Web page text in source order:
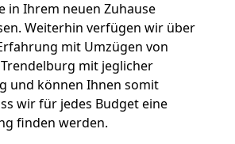
in Ihrem neuen Zuhause
Weiterhin verfügen wir über
mit Umzügen von
mit jeglicher
und können Ihnen somit
wir für jedes Budget eine
finden werden.